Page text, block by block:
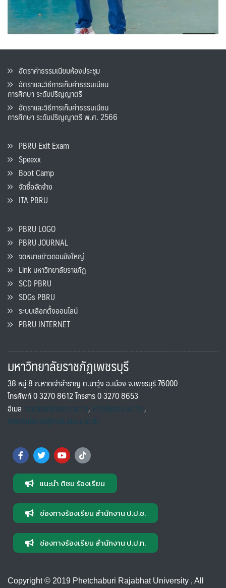
อัตราค่าธรรมเนียมห้องประชุม
อัตราและวิธีการเก็บค่าธรรมเนียน
การศึกษา ระดับปริญญาตรี
อัตราและวิธีการเก็บค่าธรรมเนียน
การศึกษา ระดับปริญญาตรี พ.ศ. 2566
PBRU Exit Exam
Speexx
Boot Camp
จัดซื้อจัดจ้าง
ITA PBRU
PBRU LOGO
PBRU JOURNAL
จดหมายข่าวดอนขังใหญ่
Link มหาวิทยาลัยราชภัฏ
SCD PBRU
SDGs PBRU
ระบบเลือกตั้งออนไลน์
PBRU INTERNET
มหาวิทยาลัยราชภัฏเพชรบุรี
38 หมู่ 8 ถ.หาดเจ้าสำราญ ต.นาวุ้ง อ.เมือง จ.เพชรบุรี 76000
โทรศัพท์ 0 3270 8612 โทรสาร 0 3270 8653
อีเมล saraban@pbru.ac.th, info@pbru.ac.th,
international@mail.pbru.ac.th
แนะนำ ติชม ร้องเรียน
ช่องทางร้องเรียน สำนักงาน ป.ป.ช.
ช่องทางร้องเรียน สำนักงาน ป.ป.ท.
Copyright © 2019 Phetchaburi Rajabhat University , All